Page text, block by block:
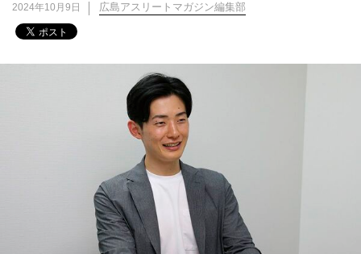
2024年10月9日 広島アスリートマガジン編集部